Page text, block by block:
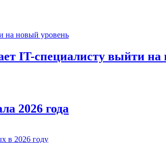
IT-специалисту выйти на
2026 года